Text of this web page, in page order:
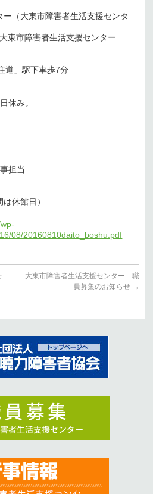
（大東市障害者生活支援センタ
東市障害者生活支援センター
道」駅下車歩7分
休み。
担当
休館日）
08/20160810daito_boshu.pdf
大東市障害者生活支援センター 職
員募集のお知らせ →